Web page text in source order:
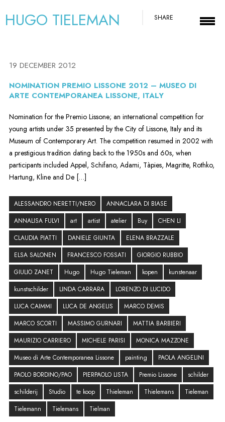
HUGO TIELEMAN SHARE
19 DECEMBER 2012
NOMINATION PREMIO LISSONE 2012 – MUSEO DI
ARTE CONTEMPORANEA LISSONE, ITALY
Nomination for the Premio Lissone; an international competition for
young artists under 35 presented by the City of Lissone, Italy and its
Museum of Contemporary Art. The competition resumed in 2002 with
a prestigious tradition dating back to the 1950s and 60s, when
participants included Appel, Schifano, Adami, Tàpies, Magritte, Rothko,
Hartung, Kline and De […]
ALESSANDRO NERETTI/NERO
ANNACLARA DI BIASE
ANNALISA FULVI
art artist atelier Buy
CHEN LI
CLAUDIA PIATTI
DANIELE GIUNTA
ELENA BRAZZALE
ELSA SALONEN
FRANCESCO FOSSATI
GIORGIO RUBBIO
GIULIO ZANET
Hugo Hugo Tieleman kopen
kunstenaar
kunstschilder
LINDA CARRARA
LORENZO DI LUCIDO
LUCA CAIMMI
LUCA DE ANGELIS
MARCO DEMIS
MARCO SCORTI
MASSIMO GURNARI
MATTIA BARBIERI
MAURIZIO CARRIERO
MICHELE PARISI
MONICA MAZZONE
Museo di Arte Contemporanea Lissone
painting
PAOLA ANGELINI
PAOLO BORDINO/PAO
PIERPAOLO LISTA Premio Lissone
schilder
schilderij
Studio te koop Thieleman Thielemans
Tieleman
Tielemann
Tielemans Tielman